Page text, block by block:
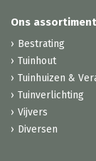
Ons assortiment
Bestrating
Tuinhout
Tuinhuizen &
Tuinverlichting
Vijvers
Diversen